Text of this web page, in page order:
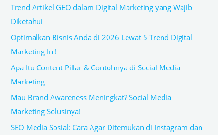
Trend Artikel GEO dalam Digital Marketing yang Wajib
Diketahui
Optimalkan Bisnis Anda di 2026 Lewat 5 Trend Digital
Marketing Ini!
Apa Itu Content Pillar & Contohnya di Social Media
Marketing
Mau Brand Awareness Meningkat? Social Media
Marketing Solusinya!
SEO Media Sosial: Cara Agar Ditemukan di Instagram dan